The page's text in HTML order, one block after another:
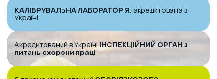
КАЛІБРУВАЛЬНА ЛАБОРАТОРІЯ, акредитована в
Україні
Акредитований в УкраїніІНСПЕКЦІЙНИЙ ОРГАН з
питань охорони праці